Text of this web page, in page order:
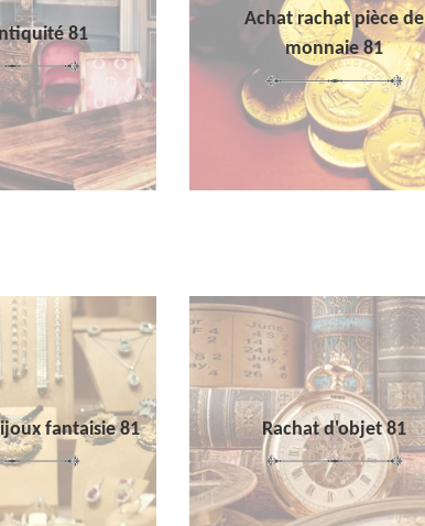
81
Achat rachat pièce de
monnaie 81
fantaisie 81 Rachat d'objet 81